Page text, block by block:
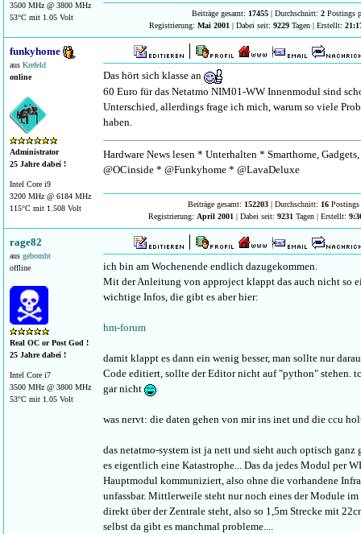
3500 MHz @ 3800 MHz
53°C mit 1.05 Volt
Beiträge gesamt: 17455 | Durchschnitt: 2 Postings
Registrierung: Mai 2001 | Dabei seit: 9229Tagen | Erstellt:
funkyhome
aus Krefeld
online
Administrator
25 Jahre dabei !
Intel Core i9
3200 MHz @ 6184 MHz
115°C mit 1.508 Volt
Das hört sich klasse an
60 Euro für das Netatmo NIM01-WW Innenmodul sind
Unterschied, allerdings frage ich mich, warum so viele
haben.
Hardware News lesen * Unterhalten * Smarthome,
@OCinside * @Funkyhome * @LavaDeluxe
Beiträge gesamt: 152203 | Durchschnitt: 16 Postings
Registrierung: April 2001 | Dabei seit: 9231 Tagen | Erstellt:
rage82
aus gebombt
offline
Real OC or Post God !
25 Jahre dabei !
Intel Core i7
3500 MHz @ 3800 MHz
53°C mit 1.05 Volt
ich bin am Wochenende endlich dazugekommen.
Mit der Anleitung von approject klappt das auch nicht so
wichtige Infos, die gibt es aber hier:
hm-forum
damit klappt es dann ein wenig besser, man sollte nur
Code editiert, sollte der Editor nicht auf "python" stehen.
gar nicht
was nervt: die daten gehen von mir ins inet und die ccu
das netatmo-system ist ja nett und sieht auch optisch ganz
es eigentlich eine Katastrophe... Das da jedes Modul per
Hauptmodul kommuniziert, also ohne die vorhandene
unfassbar. Mittlerweile steht nur noch eines der Module im
direkt über der Zentrale steht, also so 1,5m Strecke mit
selbst da gibt es manchmal probleme....